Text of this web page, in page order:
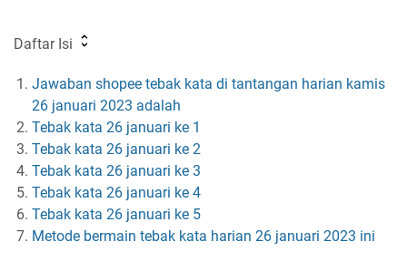
Daftar Isi
Jawaban shopee tebak kata di tantangan harian kamis
26 januari 2023 adalah
Tebak kata 26 januari ke 1
Tebak kata 26 januari ke 2
Tebak kata 26 januari ke 3
Tebak kata 26 januari ke 4
Tebak kata 26 januari ke 5
Metode bermain tebak kata harian 26 januari 2023 ini